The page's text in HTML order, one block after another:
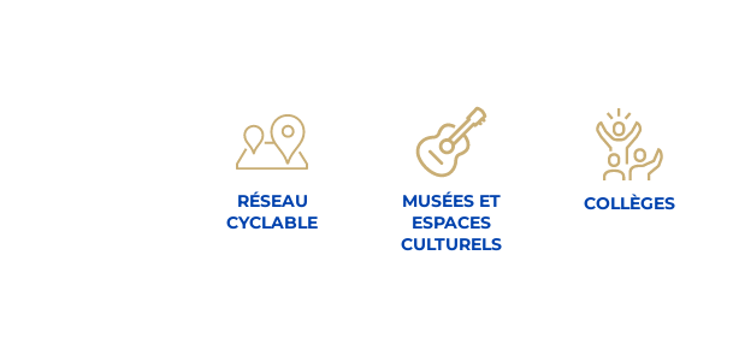
RÉSEAU
CYCLABLE
MUSÉES ET
ESPACES
CULTURELS
COLLÈGES